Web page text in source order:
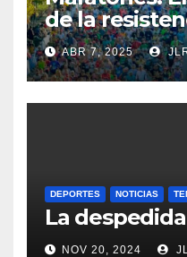
de la
ABR 7, 2025
DEPORTES NOTICIAS
La
NOV 20, 2024